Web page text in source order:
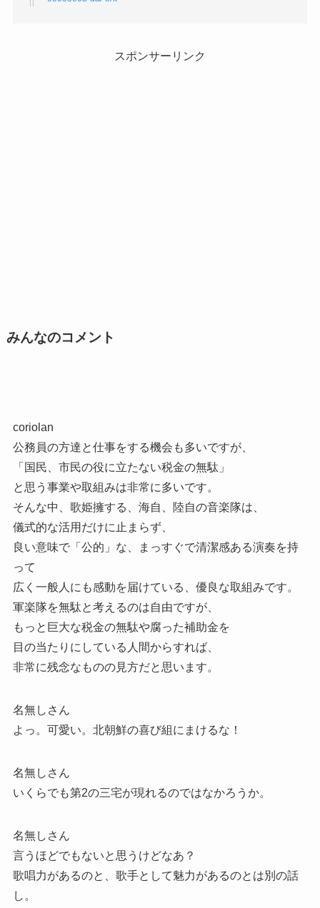
スポンサーリンク
みんなのコメント
coriolan
公務員の方達と仕事をする機会も多いですが、
「国民、市民の役に立たない税金の無駄」
と思う事業や取組みは非常に多いです。
そんな中、歌姫擁する、海自、陸自の音楽隊は、
儀式的な活用だけに止まらず、
良い意味で「公的」な、まっすぐで清潔感ある演奏を持
って
広く一般人にも感動を届けている、優良な取組みです。
軍楽隊を無駄と考えるのは自由ですが、
もっと巨大な税金の無駄や腐った補助金を
目の当たりにしている人間からすれば、
非常に残念なものの見方だと思います。
名無しさん
よっ。可愛い。北朝鮮の喜び組にまけるな！
名無しさん
いくらでも第2の三宅が現れるのではなかろうか。
名無しさん
言うほどでもないと思うけどなあ？
歌唱力があるのと、歌手として魅力があるのとは別の話
し。